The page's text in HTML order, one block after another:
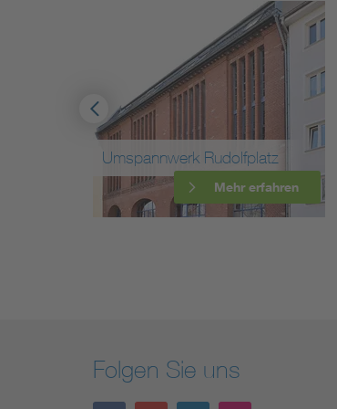
Umspannwerk Rudolfplatz
Mehr erfahren
Folgen Sie uns